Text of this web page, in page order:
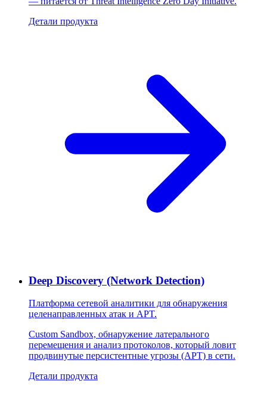
Детали продукта
Deep Discovery (Network Detection)
Платформа сетевой аналитики для обнаружения
целенаправленных атак и APT.
Custom Sandbox, обнаружение латерального
перемещения и анализ протоколов, который ловит
продвинутые персистентные угрозы (APT) в сети.
Детали продукта